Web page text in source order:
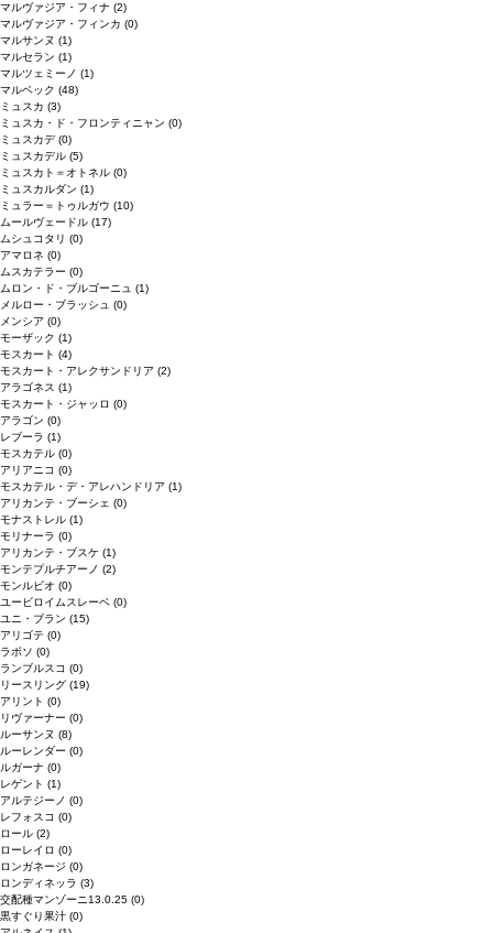
マルヴァジア・フィナ (2)
マルヴァジア・フィンカ (0)
マルサンヌ (1)
マルセラン (1)
マルツェミーノ (1)
マルベック (48)
ミュスカ (3)
ミュスカ・ド・フロンティニャン (0)
ミュスカデ(0)
ミュスカデル (5)
ミュスカト＝オトネル (0)
ミュスカルダン (1)
ミュラー＝トゥルガウ (10)
ムールヴェードル (17)
ムシュコタリ (0)
アマロネ (0)
ムスカテラー (0)
ムロン・ド・ブルゴーニュ (1)
メルロー・ブラッシュ (0)
メンシア (0)
モーザック (1)
モスカート (4)
モスカート・アレクサンドリア (2)
アラゴネス (1)
モスカート・ジャッロ (0)
アラゴン (0)
レブーラ (1)
モスカテル (0)
アリアニコ (0)
モスカテル・デ・アレハンドリア (1)
アリカンテ・ブーシェ (0)
モナストレル (1)
モリナーラ (0)
アリカンテ・ブスケ (1)
モンテプルチアーノ (2)
モンルビオ (0)
ユービロイムスレーベ (0)
ユニ・ブラン (15)
アリゴテ (0)
ラボソ (0)
ランブルスコ (0)
リースリング (19)
アリント (0)
リヴァーナー (0)
ルーサンヌ (8)
ルーレンダー (0)
ルガーナ (0)
レゲント (1)
アルテジーノ (0)
レフォスコ (0)
ロール (2)
ローレイロ (0)
ロンガネージ (0)
ロンディネッラ (3)
交配種マンゾーニ13.0.25 (0)
黒すぐり果汁 (0)